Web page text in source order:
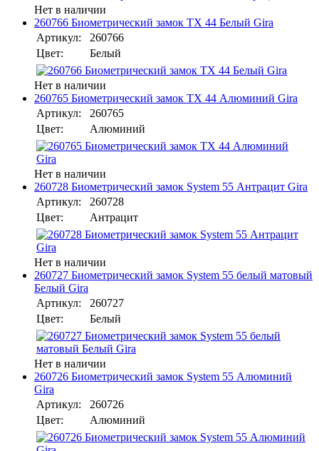
Нет в наличии
260766 Биометрический замок TX 44 Белый Gira
Артикул:
260766
Цвет:
Белый
Нет в наличии
260765 Биометрический замок TX 44 Алюминий Gira
Артикул:
260765
Цвет:
Алюминий
Нет в наличии
260728 Биометрический замок System 55 Антрацит Gira
Артикул:
260728
Цвет:
Антрацит
Нет в наличии
260727 Биометрический замок System 55 белый матовый
Белый Gira
Артикул:
260727
Цвет:
Белый
Нет в наличии
260726 Биометрический замок System 55 Алюминий
Gira
Артикул:
260726
Цвет:
Алюминий